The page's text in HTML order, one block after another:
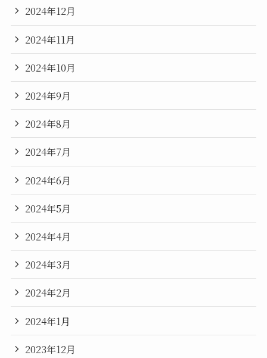
2024年12月
2024年11月
2024年10月
2024年9月
2024年8月
2024年7月
2024年6月
2024年5月
2024年4月
2024年3月
2024年2月
2024年1月
2023年12月